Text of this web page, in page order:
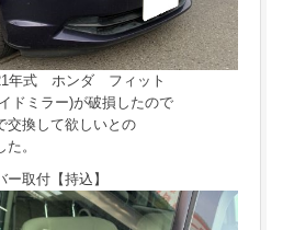
年式 ホンダ フィット
ドミラー)が破損したので
交換して欲しいとの
。
取付【持込】